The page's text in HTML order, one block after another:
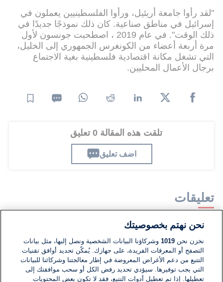
"لقد رأوا جامعة أريئيل، ورأوا الفلسطينيين يعملون في
إسرائيل في مناطق صناعية. كان ذلك نموذجًا جديدًا في
ذلك الوقت". في عام 2019 ، اصطحبت جونسون لأول
مرة أربعة أعضاء من الكونغرس الجمهوري إلى الخليل،
التي تشغل مكانة اقتصادية فلسطينية بغية الاجتماع
برجال الأعمال المحليين.
تلقت هذه المقالة 0 تعليق
اضف تعليق
تعليقات
لا توجد تعليقات مكتوبة حتى الآن. كن الأول!
اكتب تعليقًا جديدًا ...
نحن نهتم بخصوصيتك
نخزن نحن1019 وشركاؤنا البيانات الشخصية ونصل إليها، مثل بيانات
التصفح أو المعرفات الفريدة، على جهازك. يُمكّن تحديد أوافق تقنيات
التتبع من دعم الأغراض المعروضة في إطار معالجتنا وشركائنا للبيانات
التي يجب توفيرها. سيؤدي تحديد رفض الكل أو سحب موافقتك إلى
تعطيلها. إذا تم تعطيل أدوات التتبع، فقد لا تكون بعض المحتويات